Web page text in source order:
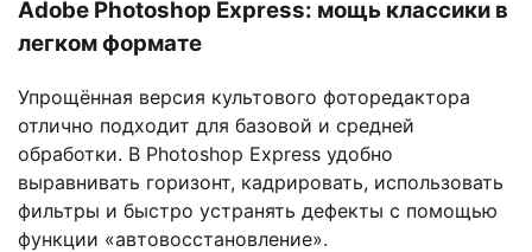
Adobe Photoshop Express: мощь классики в
легком формате
Упрощённая версия культового фоторедактора
отлично подходит для базовой и средней
обработки. В Photoshop Express удобно
выравнивать горизонт, кадрировать, использовать
фильтры и быстро устранять дефекты с помощью
функции «автовосстановление».